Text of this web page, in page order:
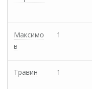
Максимо
в
1
Травин 1